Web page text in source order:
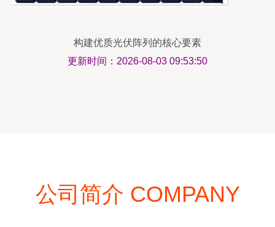
构建优质光伏阵列的核心要素
更新时间：2026-08-03 09:53:50
公司简介 COMPANY